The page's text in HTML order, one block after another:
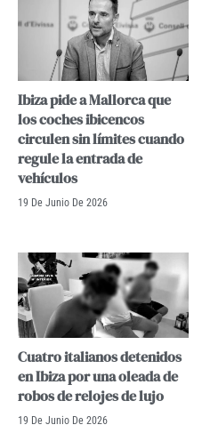
Ibiza pide a Mallorca que
los coches ibicencos
circulen sin límites cuando
regule la entrada de
vehículos
19 De Junio De 2026
Cuatro italianos detenidos
en Ibiza por una oleada de
robos de relojes de lujo
19 De Junio De 2026